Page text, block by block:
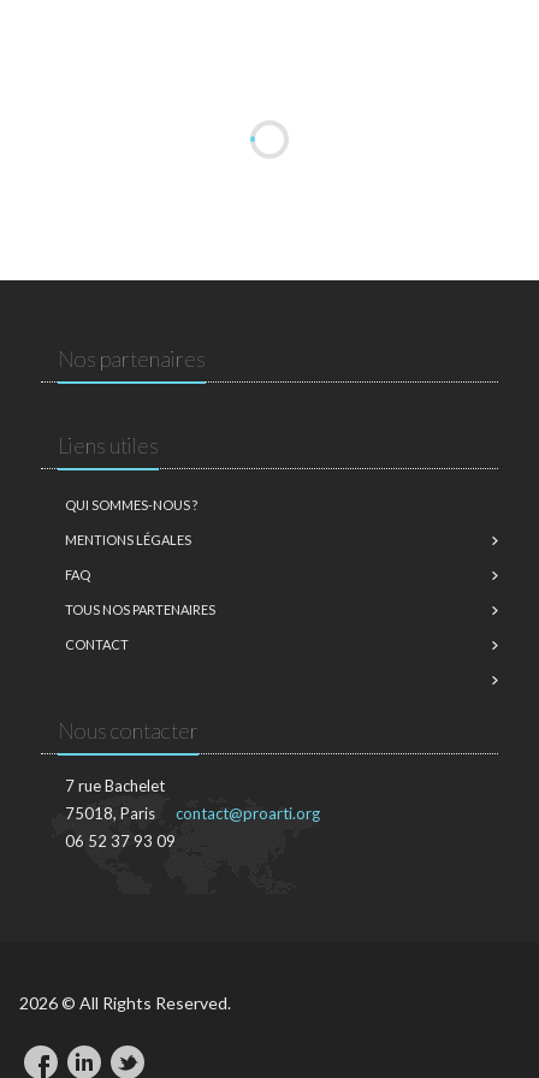
Nos partenaires
Liens utiles
QUI SOMMES-NOUS ?
MENTIONS LÉGALES
FAQ
TOUS NOS PARTENAIRES
CONTACT
Nous contacter
7 rue Bachelet
75018, Paris
06 52 37 93 09
contact@proarti.org
2026 © All Rights Reserved.